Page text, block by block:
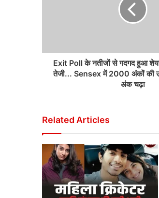
Exit Poll के नतीजों से गदगद हुआ
तेजी... Sensex में 2000 अंकों की
अंक चढ़ा
Related Articles